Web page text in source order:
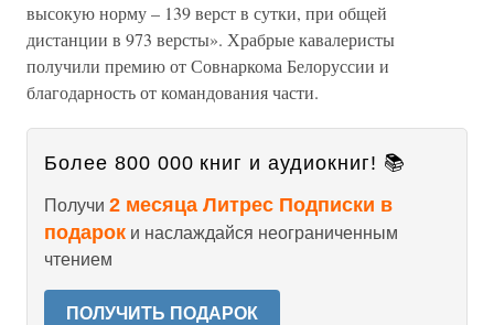
высокую норму – 139 верст в сутки, при общей
дистанции в 973 версты». Храбрые кавалеристы
получили премию от Совнаркома Белоруссии и
благодарность от командования части.
Более 800 000 книг и аудиокниг! 📚
Получи 2 месяца Литрес Подписки в
подарок и наслаждайся неограниченным
чтением
ПОЛУЧИТЬ ПОДАРОК